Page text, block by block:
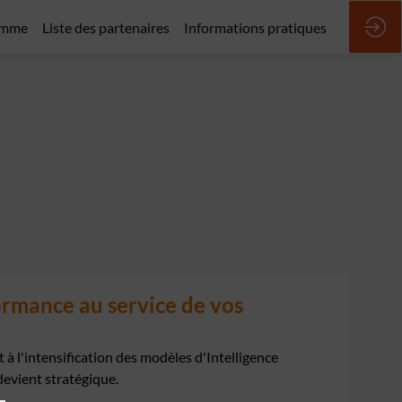
Liste des partenaires Informations pratiques
au service de vos
à l'intensification des modèles d'Intelligence
stratégique.